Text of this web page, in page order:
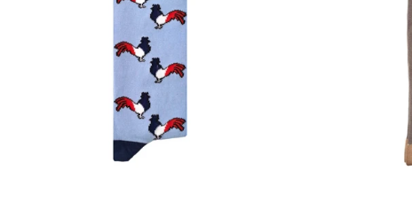
Prix
régulier